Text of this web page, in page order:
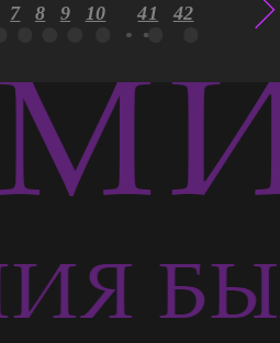
7 8 9 10 41 42